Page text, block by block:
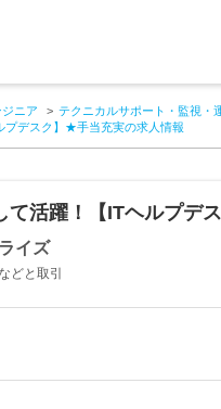
ニア テクニカルサポート・監視・
プデスク】★手当充実の求人情報
て活躍！【ITヘルプデ
イズ
どと取引